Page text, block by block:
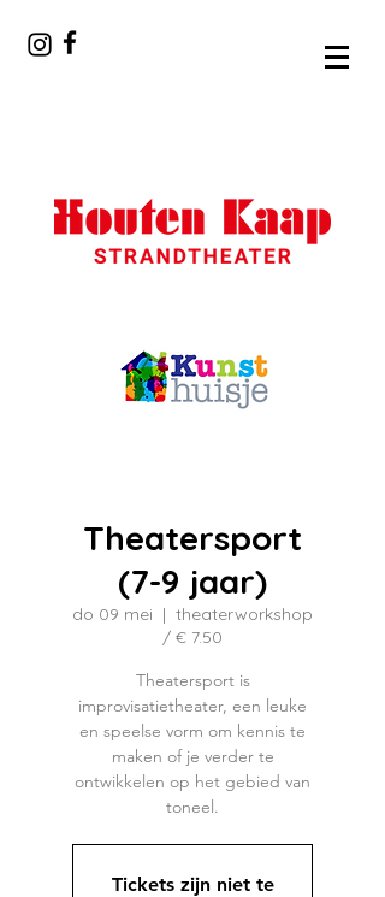
Theatersport
(7-9 jaar)
do 09 mei
  |
theaterworkshop
/ € 7.50
Theatersport is
improvisatietheater, een leuke
en speelse vorm om kennis te
maken of je verder te
ontwikkelen op het gebied van
toneel.
Tickets zijn niet te